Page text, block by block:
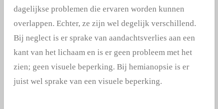
dagelijkse problemen die ervaren worden kunnen
overlappen. Echter, ze zijn wel degelijk verschillend.
Bij neglect is er sprake van aandachtsverlies aan een
kant van het lichaam en is er geen probleem met het
zien; geen visuele beperking. Bij hemianopsie is er
juist wel sprake van een visuele beperking.